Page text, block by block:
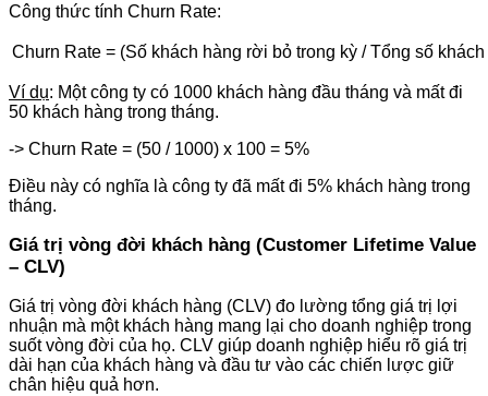
Công thức tính Churn Rate:
Churn Rate = (Số khách hàng rời bỏ trong kỳ / Tổng số
Ví dụ: Một công ty có 1000 khách hàng đầu tháng và mất đi
50 khách hàng trong tháng.
-> Churn Rate = (50 / 1000) x 100 = 5%
Điều này có nghĩa là công ty đã mất đi 5% khách hàng trong
tháng.
Giá trị vòng đời khách hàng (Customer Lifetime Value
– CLV)
Giá trị vòng đời khách hàng (CLV) đo lường tổng giá trị lợi
nhuận mà một khách hàng mang lại cho doanh nghiệp trong
suốt vòng đời của họ. CLV giúp doanh nghiệp hiểu rõ giá trị
dài hạn của khách hàng và đầu tư vào các chiến lược giữ
chân hiệu quả hơn​.